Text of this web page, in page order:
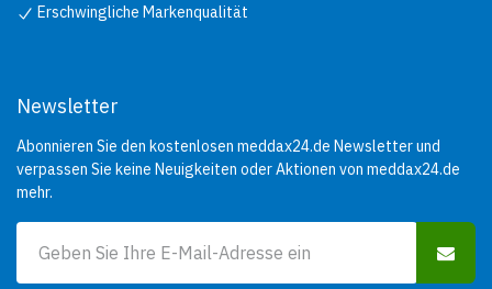
Erschwingliche Markenqualität
Newsletter
Abonnieren Sie den kostenlosen meddax24.de Newsletter und
verpassen Sie keine Neuigkeiten oder Aktionen von meddax24.de
mehr.